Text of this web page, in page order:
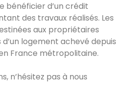
bénéficier d’un crédit
des travaux réalisés. Les
aux propriétaires
logement achevé depuis
France métropolitaine.
n’hésitez pas à nous